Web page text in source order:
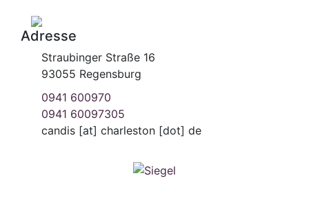
Adresse
Straubinger Straße 16
93055 Regensburg
0941 600970
0941 60097305
candis [at] charleston [dot] de